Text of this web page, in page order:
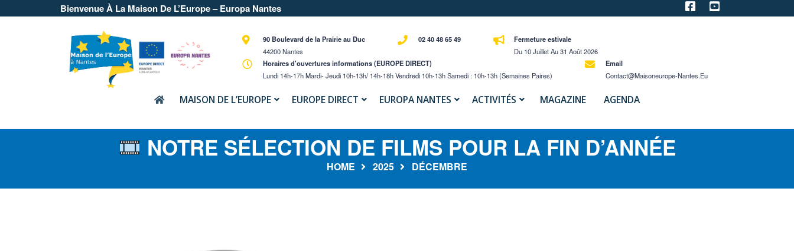
Bienvenue À La Maison De L’Europe – Europa Nantes
90 Boulevard de la Prairie au Duc
44200 Nantes
02 40 48 65 49
Fermeture estivale
Du 10 Juillet Au 31 Août 2026
Horaires d'ouvertures informations (EUROPE DIRECT)
Lundi 14h-17h Mardi- Jeudi 10h-13h/ 14h-18h Vendredi 10h-13h Samedi : 10h-13h (semaines Paires)
Email
Contact@maisoneurope-Nantes.eu
MAISON DE L’EUROPE EUROPE DIRECT EUROPA NANTES ACTIVITÉS MAGAZINE AGENDA
NOTRE SÉLECTION DE FILMS POUR LA FIN D’ANNÉE
HOME 2025 DÉCEMBRE